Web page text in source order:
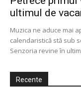
ultimul de
Muzica ne aduce mai
calendaristică stă sub
Senzoria revine în
Recente